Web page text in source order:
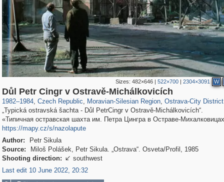
Sizes:482×646 |522×700 |2304×3091 W
Důl Petr Cingr v Ostravě-Michálkovicích
1982–1984, Czech Republic
40,138 387
, Moravian-Silesian Region
1,506 2
, Ostrava-City District
472
„Typická ostravská šachta - Důl PetrCingr v Ostravě-Michálkovicích“.
«Типичная остравская шахта им. Петра Цингра в Остраве-
https://mapy.cz/s/nazolapute
Author:
Petr Sikula
Source:
Miloš Polášek, Petr Sikula. „Ostrava“. Osveta/Profil, 1985
Shooting direction:  southwest
Last edit 10 June 2022, 20:32